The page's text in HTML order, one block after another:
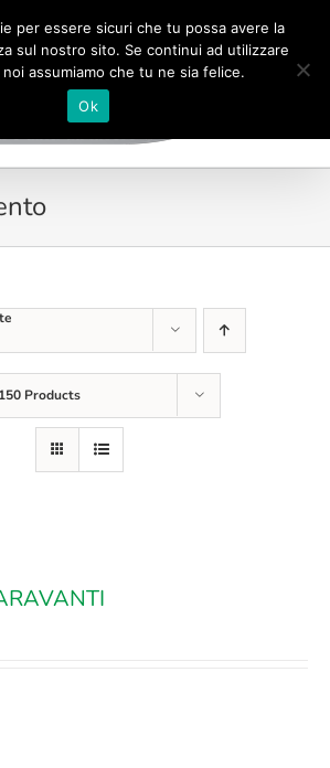
| info@megsrl-roma.com
150 Products
per essere sicuri che tu possa avere la
sul nostro sito. Se continui ad utilizzare
assumiamo che tu ne sia felice.
Ok